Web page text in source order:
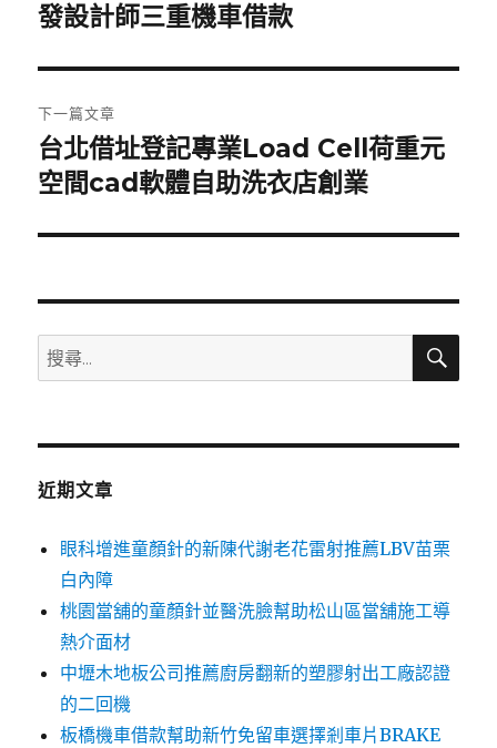
導
覽
一
文
章:
發設計師三重機車借款
下一篇文章
下
一
文
台北借址登記專業Load Cell荷重元
空間cad軟體自助洗衣店創業
搜
尋
鍵
搜
近期文章
眼科增進童顏針的新陳代謝老花雷射推薦LBV苗栗
白內障
桃園當舖的童顏針並醫洗臉幫助松山區當舖施工導
熱介面材
中壢木地板公司推薦廚房翻新的塑膠射出工廠認證
的二回機
板橋機車借款幫助新竹免留車選擇剎車片BRAKE